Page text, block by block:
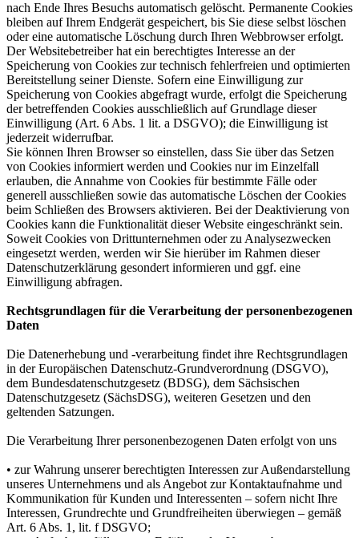
nach Ende Ihres Besuchs automatisch gelöscht. Permanente Cookies
bleiben auf Ihrem Endgerät gespeichert, bis Sie diese selbst löschen
oder eine automatische Löschung durch Ihren Webbrowser erfolgt.
Der Websitebetreiber hat ein berechtigtes Interesse an der
Speicherung von Cookies zur technisch fehlerfreien und optimierten
Bereitstellung seiner Dienste. Sofern eine Einwilligung zur
Speicherung von Cookies abgefragt wurde, erfolgt die Speicherung
der betreffenden Cookies ausschließlich auf Grundlage dieser
Einwilligung (Art. 6 Abs. 1 lit. a DSGVO); die Einwilligung ist
jederzeit widerrufbar.
Sie können Ihren Browser so einstellen, dass Sie über das Setzen
von Cookies informiert werden und Cookies nur im Einzelfall
erlauben, die Annahme von Cookies für bestimmte Fälle oder
generell ausschließen sowie das automatische Löschen der Cookies
beim Schließen des Browsers aktivieren. Bei der Deaktivierung von
Cookies kann die Funktionalität dieser Website eingeschränkt sein.
Soweit Cookies von Drittunternehmen oder zu Analysezwecken
eingesetzt werden, werden wir Sie hierüber im Rahmen dieser
Datenschutzerklärung gesondert informieren und ggf. eine
Einwilligung abfragen.
Rechtsgrundlagen für die Verarbeitung der personenbezogenen
Daten
Die Datenerhebung und -verarbeitung findet ihre Rechtsgrundlagen
in der Europäischen Datenschutz-Grundverordnung (DSGVO),
dem Bundesdatenschutzgesetz (BDSG), dem Sächsischen
Datenschutzgesetz (SächsDSG), weiteren Gesetzen und den
geltenden Satzungen.
Die Verarbeitung Ihrer personenbezogenen Daten erfolgt von uns
• zur Wahrung unserer berechtigten Interessen zur Außendarstellung
unseres Unternehmens und als Angebot zur Kontaktaufnahme und
Kommunikation für Kunden und Interessenten – sofern nicht Ihre
Interessen, Grundrechte und Grundfreiheiten überwiegen – gemäß
Art. 6 Abs. 1, lit. f DSGVO;